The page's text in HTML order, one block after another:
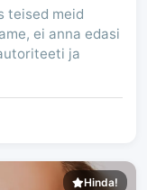
teised meid
ei anna edasi
ja
Hinda!